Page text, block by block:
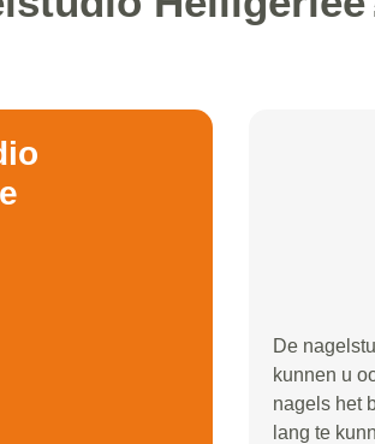
De
kunnen u
nagels het
lang te